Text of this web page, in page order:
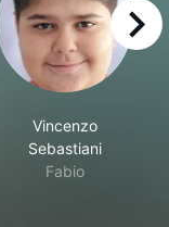
Vincenzo
Sebastiani
Fabio
right